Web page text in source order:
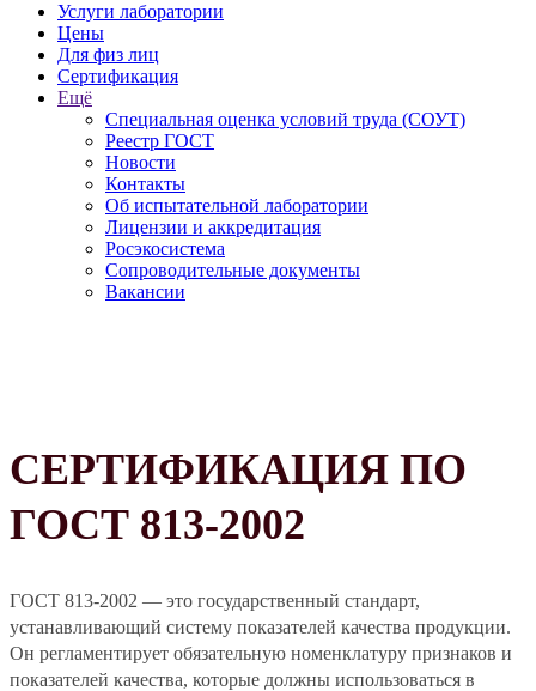
Услуги лаборатории
Цены
Для физ лиц
Сертификация
Ещё
Специальная оценка условий труда (СОУТ)
Реестр ГОСТ
Новости
Контакты
Об испытательной лаборатории
Лицензии и аккредитация
Росэкосистема
Сопроводительные документы
Вакансии
СЕРТИФИКАЦИЯ ПО
ГОСТ 813-2002
ГОСТ 813-2002 — это государственный стандарт,
устанавливающий систему показателей качества продукции.
Он регламентирует обязательную номенклатуру признаков и
показателей качества, которые должны использоваться в